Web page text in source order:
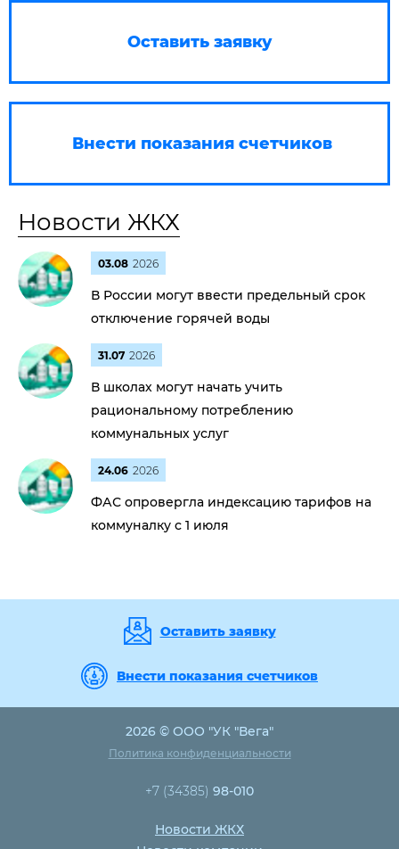
Оставить заявку
Внести показания счетчиков
Новости ЖКХ
03.08 2026
В России могут ввести предельный срок
отключение горячей воды
31.07 2026
В школах могут начать учить
рациональному потреблению
коммунальных услуг
24.06 2026
ФАС опровергла индексацию тарифов на
коммуналку с 1 июля
Оставить заявку
Внести показания счетчиков
2026 © ООО "УК "Вега"
Политика конфиденциальности
+7 (34385) 98-010
Новости ЖКХ